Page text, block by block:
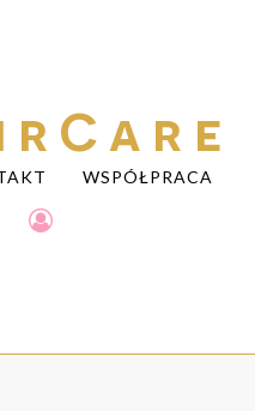
WSPÓŁPRACA